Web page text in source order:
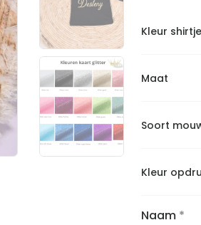
Kleur shirtje
Maat
Soort
Kleur
Naam *